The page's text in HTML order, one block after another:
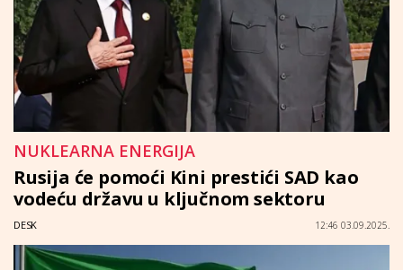
NUKLEARNA ENERGIJA
Rusija će pomoći Kini prestići SAD kao
vodeću državu u ključnom sektoru
DESK 12:46 03.09.2025.